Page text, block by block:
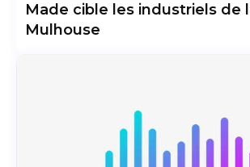
Made cible les industriels de
Mulhouse